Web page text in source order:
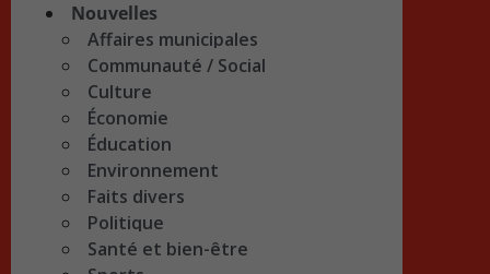
Nouvelles
Affaires municipales
Communauté / Social
Culture
Économie
Éducation
Environnement
Faits divers
Politique
Santé et bien-être